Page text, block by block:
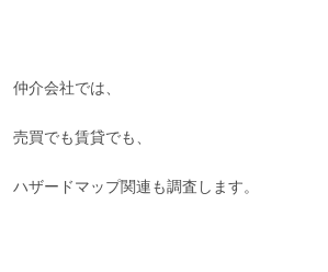
仲介会社では、
売買でも賃貸でも、
ハザードマップ関連も調査します。